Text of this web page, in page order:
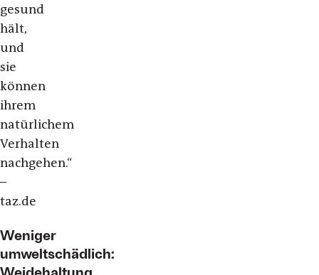
gesund
hält,
und
sie
können
ihrem
natürlichem
Verhalten
nachgehen.“
–
taz.de
Weniger
umweltschädlich: